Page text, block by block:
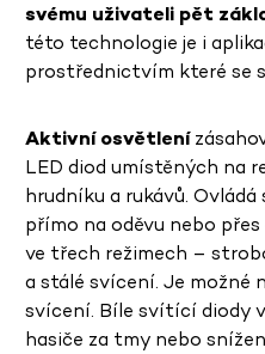
svému uživateli pět
této technologie je i
prostřednictvím které se
Aktivní osvětlení
LED diod umístěných na
hrudníku a rukávů.
přímo na oděvu nebo
ve třech režimech –
a stálé svícení. Je
svícení. Bíle svítící diody
hasiče za tmy nebo